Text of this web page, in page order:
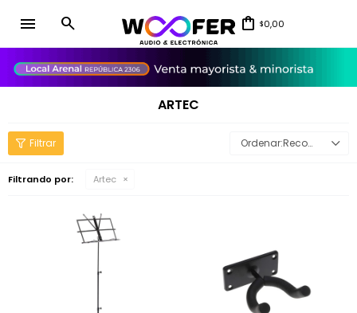
menu $0,00
ARTEC
Recomendados
Filtrando por: Artec
close